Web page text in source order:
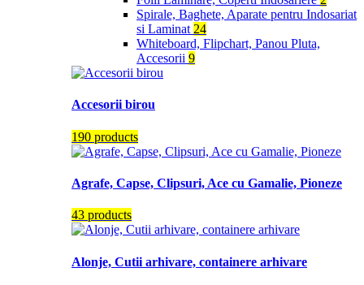
Spirale, Baghete, Aparate pentru Indosariat
si Laminat 24
Whiteboard, Flipchart, Panou Pluta,
Accesorii 9
Accesorii birou
190 products
Agrafe, Capse, Clipsuri, Ace cu Gamalie, Pioneze
43 products
Alonje, Cutii arhivare, containere arhivare